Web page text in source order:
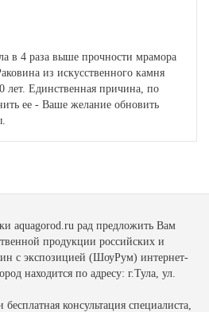
в 4 раза выше прочности мрамора
из искусственного камня
лет. Единственная причина, по
ее - Ваше желание обновить
aquagorod.ru рад предложить Вам
продукции российских и
с экспозицией (ШоуРум) интернет-
находится по адресу: г.Тула, ул.
консультация специалиста,